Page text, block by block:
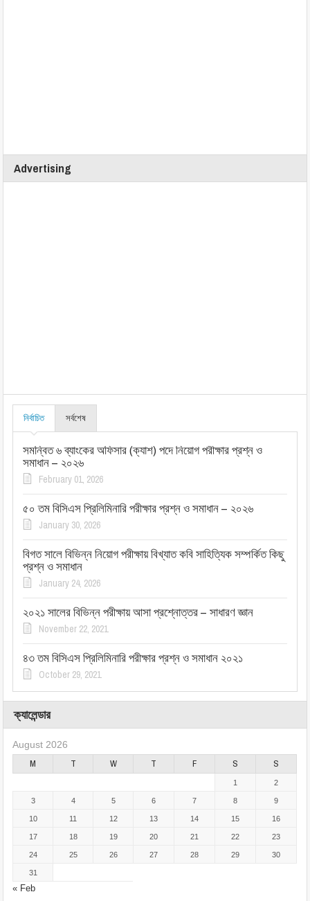
Advertising
নির্বাচিত সর্বশেষ
সমন্বিত ৬ ব্যাংকের অফিসার (ক্যাশ) পদে নিয়োগ পরীক্ষার প্রশ্ন ও
সমাধান – ২০২৬
February 01, 2026
৫০ তম বিসিএস প্রিলিমিনারি পরীক্ষার প্রশ্ন ও সমাধান – ২০২৬
January 30, 2026
বিগত সালে বিভিন্ন নিয়োগ পরীক্ষায় বিখ্যাত কবি সাহিত্যিক সম্পর্কিত কিছু
প্রশ্ন ও সমাধান
January 24, 2026
২০২১ সালের বিভিন্ন পরীক্ষায় আসা প্রশ্নোত্তর – সাধারণ জ্ঞান
November 22, 2021
৪৩ তম বিসিএস প্রিলিমিনারি পরীক্ষার প্রশ্ন ও সমাধান ২০২১
October 29, 2021
ক্যালেন্ডার
August 2026
M T W T F S S
« Feb
1 2
3 4 5 6 7 8 9
10 11 12 13 14 15 16
17 18 19 20 21 22 23
24 25 26 27 28 29 30
31